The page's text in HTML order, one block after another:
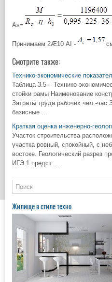
Аs=
Принимаем 2Æ10 АI -
Смотрите также:
Технико-экономические
Таблица 3.5 – Технико-
стойки рамы Наименование
Затраты труда рабочих чел.-час
базисные ...
Краткая оценка инженерно-
Участок строительства
участка ровный, спокойный, с
востоке. Геологический разрез
ИГЭ 1 предст ...
Жилище в стиле техно